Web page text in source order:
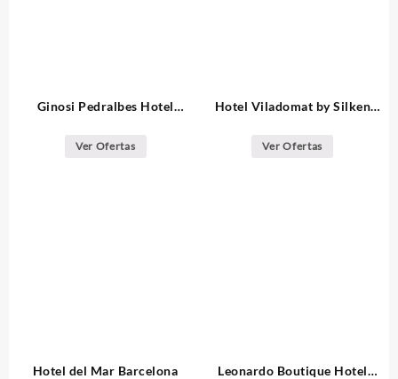
Ginosi Pedralbes Hotel
Ver Ofertas
Hotel Viladomat by Silken
Ver Ofertas
Hotel del Mar Barcelona
Leonardo Boutique Hotel